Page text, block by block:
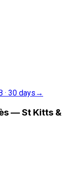
· 30 days →
—St Kitts &